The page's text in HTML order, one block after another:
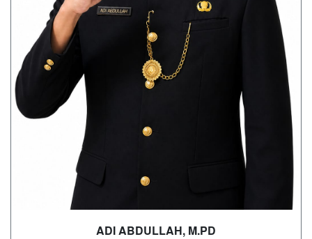
ADI ABDULLAH, M.PD